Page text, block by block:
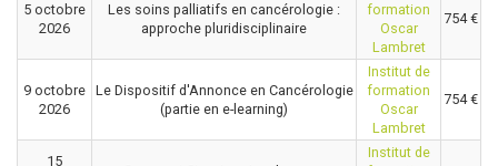
5 octobre
2026
Les soins palliatifs en cancérologie :
approche pluridisciplinaire
formation
Oscar
Lambret
754 €
9 octobre
2026
Le Dispositif d'Annonce en Cancérologie
(partie en e-learning)
Institut de
formation
Oscar
Lambret
754 €
15
Institut de